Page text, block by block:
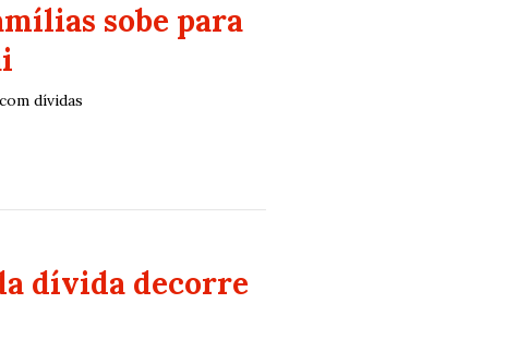
sobe para
dívidas
dívida decorre